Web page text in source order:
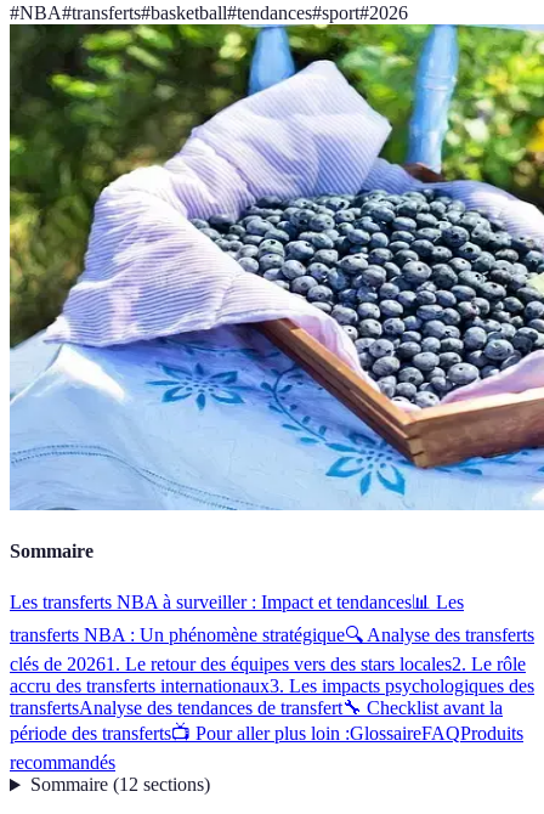
#NBA#transferts#basketball#tendances#sport#2026
Sommaire
Les transferts NBA à surveiller : Impact et tendances📊 Les
transferts NBA : Un phénomène stratégique🔍 Analyse des transferts
clés de 20261. Le retour des équipes vers des stars locales2. Le rôle
accru des transferts internationaux3. Les impacts psychologiques des
transfertsAnalyse des tendances de transfert🔧 Checklist avant la
période des transferts📺 Pour aller plus loin :GlossaireFAQProduits
recommandés
Sommaire(12 sections)